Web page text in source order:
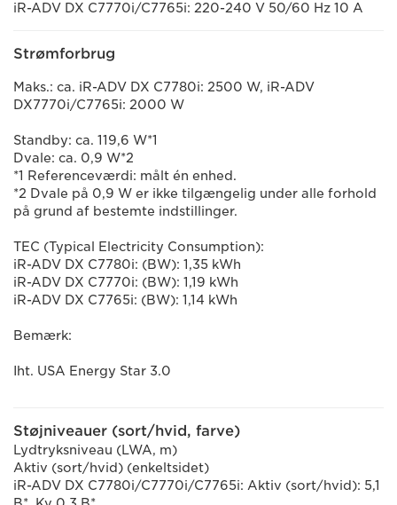
iR-ADV DX C7770i/C7765i: 220-240 V 50/60 Hz 10 A
Strømforbrug
Maks.: ca. iR-ADV DX C7780i: 2500 W, iR-ADV
DX7770i/C7765i: 2000 W
Standby: ca. 119,6 W*1
Dvale: ca. 0,9 W*2
*1 Referenceværdi: målt én enhed.
*2 Dvale på 0,9 W er ikke tilgængelig under alle forhold
på grund af bestemte indstillinger.
TEC (Typical Electricity Consumption):
iR-ADV DX C7780i: (BW): 1,35 kWh
iR-ADV DX C7770i: (BW): 1,19 kWh
iR-ADV DX C7765i: (BW): 1,14 kWh
Bemærk:
Iht. USA Energy Star 3.0
Støjniveauer (sort/hvid, farve)
Lydtryksniveau (LWA, m)
Aktiv (sort/hvid) (enkeltsidet)
iR-ADV DX C7780i/C7770i/C7765i: Aktiv (sort/hvid): 5,1